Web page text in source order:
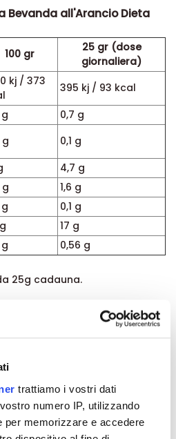
trattiamo i vostri dati
numero IP, utilizzando
per memorizzare e accedere
Bevanda all'Arancio Dieta
100 gr
25 gr (dose
giornaliera)
kj / 373
395 kj / 93 kcal
0,7 g
g
0,1 g
4,7 g
g
1,6 g
0,1 g
17 g
0,56 g
25g cadauna.